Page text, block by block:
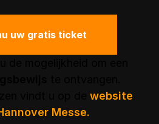
uw gratis ticket
website
Messe.